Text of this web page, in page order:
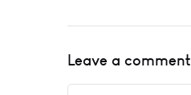
Leave a comment